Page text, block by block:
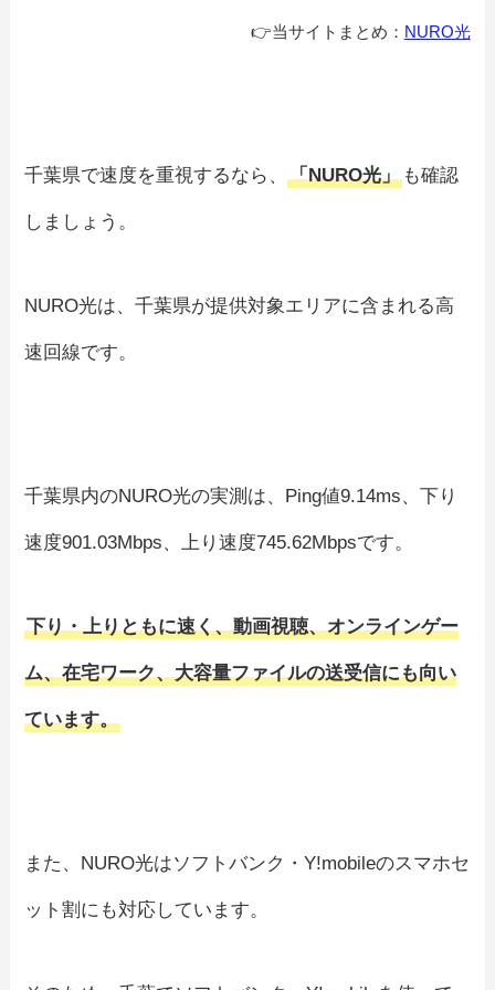
👉当サイトまとめ： NURO光
千葉県で速度を重視するなら、「NURO光」 も確認
しましょう。
NURO光は、千葉県が提供対象エリアに含まれる高
速回線です。
千葉県内のNURO光の実測は、Ping値9.14ms、下り
速度901.03Mbps、上り速度745.62Mbpsです。
下り・上りともに速く、動画視聴、オンラインゲー
ム、在宅ワーク、大容量ファイルの送受信にも向い
ています。
また、NURO光はソフトバンク・Y!mobileのスマホセ
ット割にも対応しています。